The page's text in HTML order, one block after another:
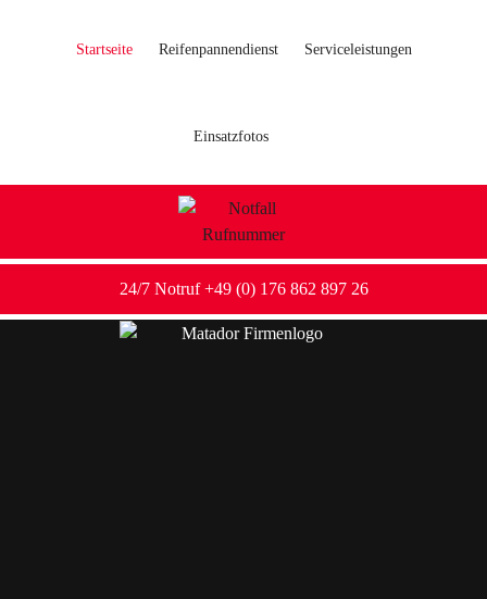
Startseite Reifenpannendienst Serviceleistungen
Einsatzfotos
24/7 Notruf +49 (0) 176 862 897 26